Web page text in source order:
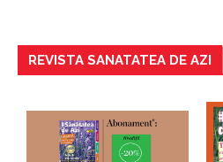
REVISTA SANATATEA DE AZI